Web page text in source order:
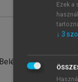
Belépés intézményi
Ezek a
↓ 3